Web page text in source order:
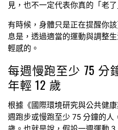
見，也不一定代表你真的「老了
有時候，身體只是正在提醒你
息是，透過適當的運動與調整
輕感的。
每週慢跑至少 75 分
年輕 12 歲
根據《國際環境研究與公共健
週跑步或慢跑至少 75 分鐘的人